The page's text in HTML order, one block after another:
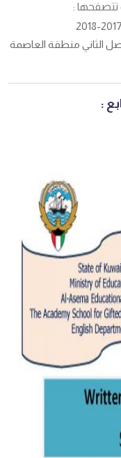
تتصفحها :
الثاني منطقة العاصمة
: